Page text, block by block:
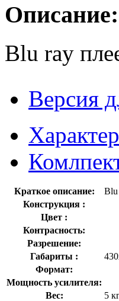
Описание:
Blu ray
Версия
Краткое описание:
Blu
Конструкция :
Цвет :
Контрасность:
Разрешение:
Габариты :
Формат:
Мощность усилителя:
Вес:
5